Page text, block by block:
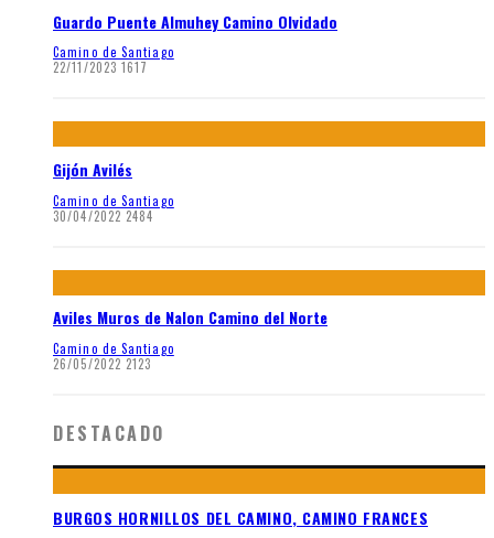
Guardo Puente Almuhey Camino Olvidado
Camino de Santiago
22/11/2023 1617
Gijón Avilés
Camino de Santiago
30/04/2022 2484
Aviles Muros de Nalon Camino del Norte
Camino de Santiago
26/05/2022 2123
DESTACADO
BURGOS HORNILLOS DEL CAMINO, CAMINO FRANCES